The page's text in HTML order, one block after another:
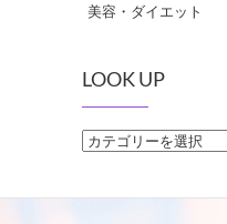
美容・ダイエット
LOOK UP
LOOK